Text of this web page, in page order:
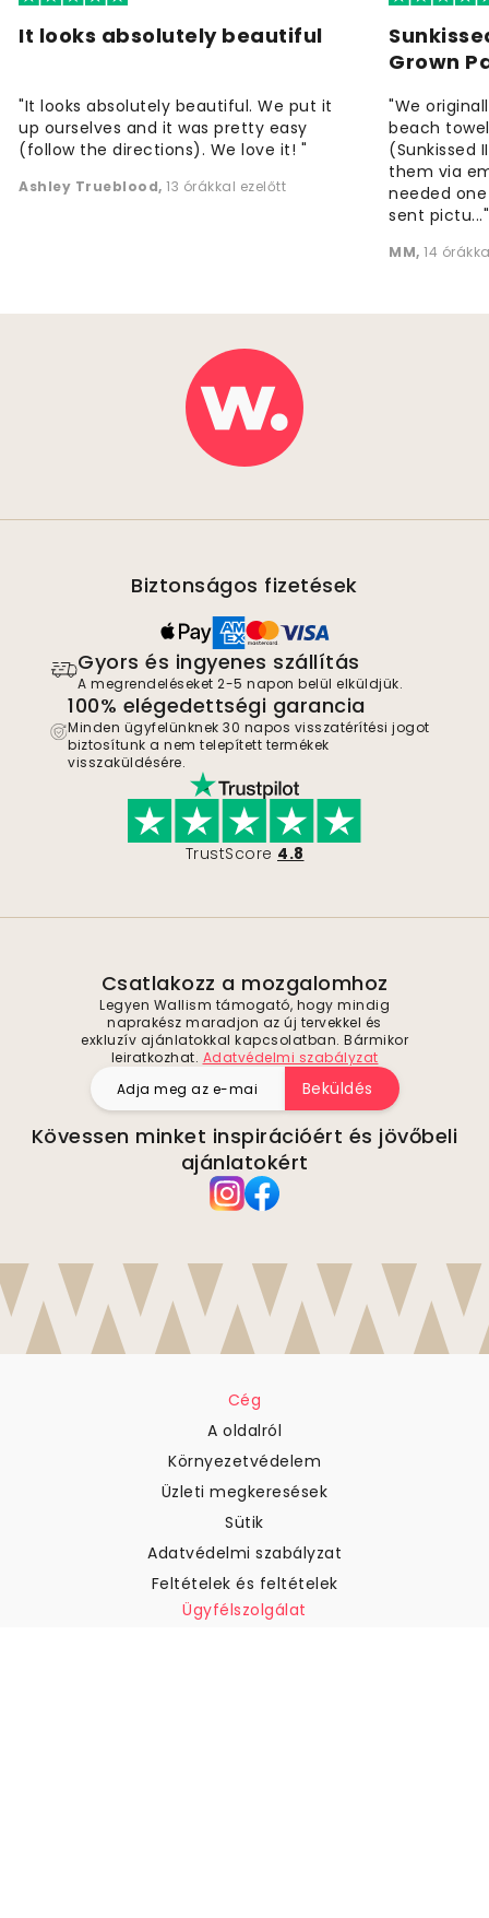
It looks absolutely beautiful
"It looks absolutely beautiful. We put it
up ourselves and it was pretty easy
(follow the directions). We love it! "
Ashley Trueblood, 13 órákkal ezelőtt
Grown
"We
beach
(Sunkissed
them via
needed
sent pictu..."
MM, 14
Biztonságos fizetések
Gyors és ingyenes szállítás
A megrendeléseket 2-5 napon belül elküldjük.
100% elégedettségi garancia
Minden ügyfelünknek 30 napos visszatérítési jogot
biztosítunk a nem telepített termékek
visszaküldésére.
TrustScore 4.8
Csatlakozz a mozgalomhoz
Legyen Wallism támogató, hogy mindig
naprakész maradjon az új tervekkel és
exkluzív ajánlatokkal kapcsolatban. Bármikor
leiratkozhat. Adatvédelmi szabályzat
Beküldés
Kövessen minket inspirációért és jövőbeli
ajánlatokért
Cég
A oldalról
Környezetvédelem
Üzleti megkeresések
Sütik
Adatvédelmi szabályzat
Feltételek és feltételek
Ügyfélszolgálat